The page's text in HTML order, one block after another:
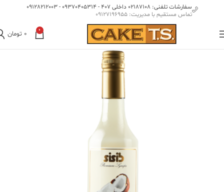
سفارشات تلفنی: 02187108 داخلی 407 - 09370405314 - 09128212003
تماس مستقیم با مدیریت: 09127196955
0
0 تومان